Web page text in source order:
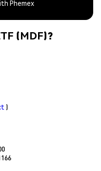
Phemex
(MDF)?
)